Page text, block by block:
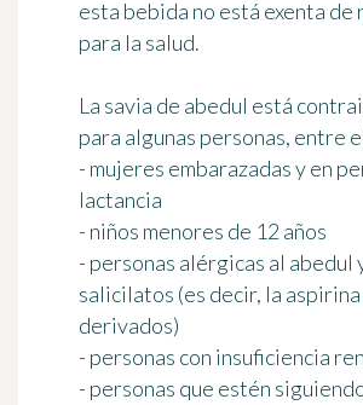
esta bebida no está exenta de
para la salud.
La savia de abedul está
para algunas personas, entre
- mujeres embarazadas y en
lactancia
- niños menores de 12 años
- personas alérgicas al abedul
salicilatos (es decir, la aspirina
derivados)
- personas con insuficiencia
- personas que estén